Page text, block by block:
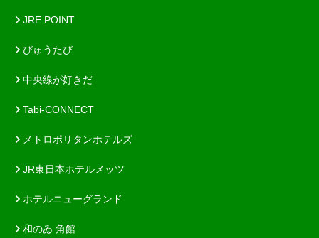
JRE POINT
びゅうたび
中央線が好きだ
Tabi-CONNECT
メトロポリタンホテルズ
JR東日本ホテルメッツ
ホテルニューグランド
和のゐ 角館